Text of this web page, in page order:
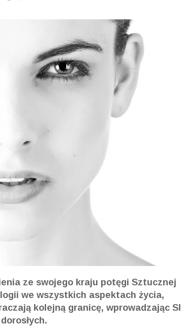
ze swojego kraju potęgi Sztucznej
we wszystkich aspektach życia,
kolejną granicę, wprowadzając SI